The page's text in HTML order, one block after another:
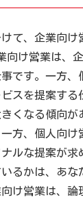
て、企業向け
向け営業は、
です。一方、
スを提案する
くなる傾向が
方、個人向け
ルな提案が求
るかは、あな
け営業は、論